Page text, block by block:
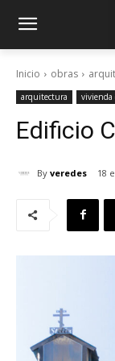
Inicio obras
arquitectura vivienda
Edificio
By veredes 18